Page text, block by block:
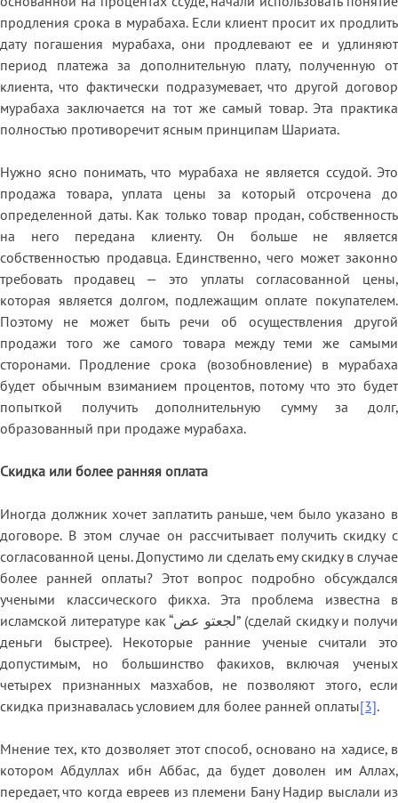
продления срока в мурабаха. Если клиент просит их продлить
дату погашения мурабаха, они продлевают ее и удлиняют
период платежа за дополнительную плату, полученную от
клиента, что фактически подразумевает, что другой договор
мурабаха заключается на тот же самый товар. Эта практика
полностью противоречит ясным принципам Шариата.
Нужно ясно понимать, что мурабаха не является ссудой. Это
продажа товара, уплата цены за который отсрочена до
определенной даты. Как только товар продан, собственность
на него передана клиенту. Он больше не является
собственностью продавца. Единственно, чего может законно
требовать продавец — это уплаты согласованной цены,
которая является долгом, подлежащим оплате покупателем.
Поэтому не может быть речи об осуществления другой
продажи того же самого товара между теми же самыми
сторонами. Продление срока (возобновление) в мурабаха
будет обычным взиманием процентов, потому что это будет
попыткой получить дополнительную сумму за долг,
образованный при продаже мурабаха.
Скидка или более ранняя оплата
Иногда должник хочет заплатить раньше, чем было указано в
договоре. В этом случае он рассчитывает получить скидку с
согласованной цены. Допустимо ли сделать ему скидку в случае
более ранней оплаты? Этот вопрос подробно обсуждался
учеными классического фикха. Эта проблема известна в
исламской литературе как “لجعتو عض” (сделай скидку и получи
деньги быстрее). Некоторые ранние ученые считали это
допустимым, но большинство факихов, включая ученых
четырех признанных мазхабов, не позволяют этого, если
скидка признавалась условием для более ранней оплаты[3].
Мнение тех, кто дозволяет этот способ, основано на хадисе, в
котором Абдуллах ибн Аббас, да будет доволен им Аллах,
передает, что когда евреев из племени Бану Надир выслали из